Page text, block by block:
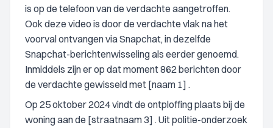
is op de telefoon van de verdachte aangetroffen.
Ook deze video is door de verdachte vlak na het
voorval ontvangen via Snapchat, in dezelfde
Snapchat-berichtenwisseling als eerder genoemd.
Inmiddels zijn er op dat moment 862 berichten door
de verdachte gewisseld met [naam 1] .
Op 25 oktober 2024 vindt de ontploffing plaats bij de
woning aan de [straatnaam 3] . Uit politie-onderzoek